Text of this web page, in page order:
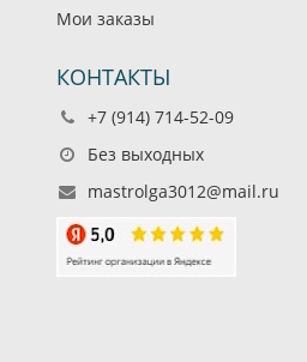
Мои заказы
КОНТАКТЫ
+7 (914) 714-52-09
Без выходных
mastrolga3012@mail.ru